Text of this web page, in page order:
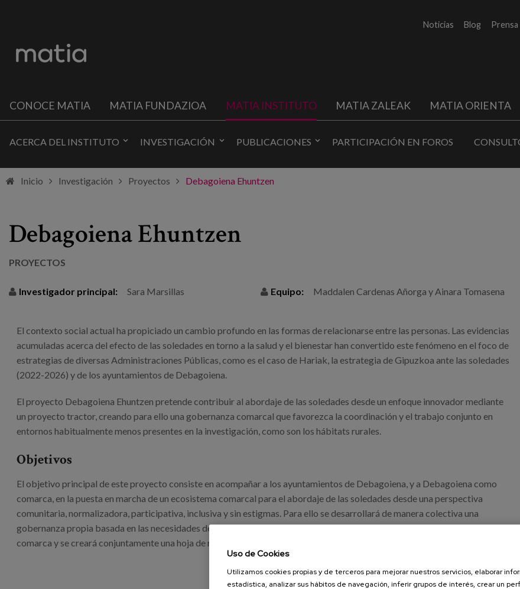
Noticias Blog Prensa
CONOCE MATIA MATIA FUNDAZIOA MATIA INSTITUTO MATIA ZALEAK MATIA ORIENTA
ACERCA DEL INSTITUTO INVESTIGACIÓN PUBLICACIONES PARTICIPACIÓN EN FOROS
Inicio Investigación Proyectos Debagoiena Ehuntzen
Debagoiena Ehuntzen
PROYECTOS
Investigador principal: Sara Marsillas Equipo: Maddalen Cardenas Añorga y Ainara Tomasena
El contexto social actual ha propiciado un cambio profundo en las formas de relacionarse entre las personas. Las evidencias
acumuladas acerca del efecto de las soledades en torno a la salud y el bienestar han convertido este fenómeno en el foco de
estrategias de diversas Administraciones Públicas, como es el caso de Hariak, la estrategia de Gipuzkoa ante las soledades
(2022-2026) y de los ayuntamientos de Debagoiena.
El proyecto Debagoiena Ehuntzen pretende contribuir al abordaje de las soledades desde un enfoque innovador mediante
un proyecto tractor, creando para ello una gobernanza comarcal que favorezca la coordinación y el trabajo conjunto en
entornos habitualmente menos presentes en la investigación, como son los hábitats rurales.
Objetivos
El objetivo principal de este proyecto consiste en acompañar a los ayuntamientos de Debagoiena, y a Debagoiena como
comarca, en la puesta en marcha de un ecosistema comarcal para el abordaje de las soledades desde una perspectiva
comunitaria, normalizadora, participativa, inclusiva y sin estigmas. Para ello se desarrollará de manera colectiva una
gobernanza propia basada en las necesidades detectadas que permita el avance en el abordaje de las soledades en la
comarca y se creará conjuntamente una hoja de ruta consensuada.
Uso de Cookies
Utilizamos cookies propias y de terceros para mejorar nuestros servicios, elaborar
estadística, analizar sus hábitos de navegación, inferir grupos de interés, crear un